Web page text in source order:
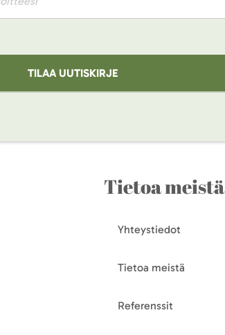
TILAA UUTISKIRJE
Tietoa meistä
Yhteystiedot
Tietoa meistä
Referenssit